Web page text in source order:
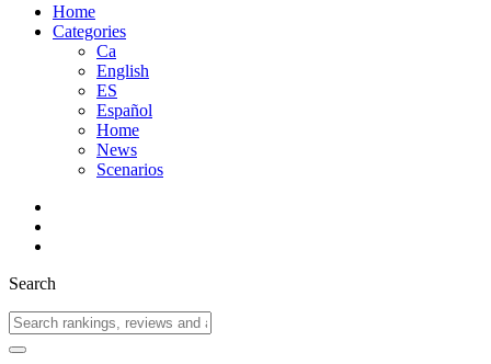
Home
Categories
Ca
English
ES
Español
Home
News
Scenarios
Search